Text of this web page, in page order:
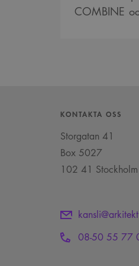
COMBINE
KONTAKTA OSS
Storgatan 41
Box 5027
102 41 Stockholm
08-50 55 77